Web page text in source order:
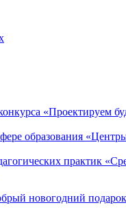
«Проектируем
образования
практик
новогодний